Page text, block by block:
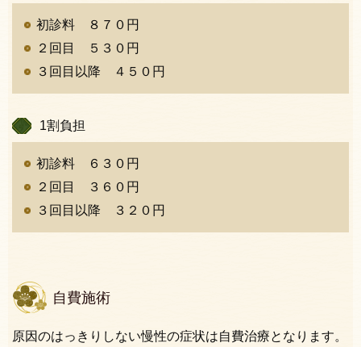
初診料 ８７０円
２回目 ５３０円
３回目以降 ４５０円
1割負担
初診料 ６３０円
２回目 ３６０円
３回目以降 ３２０円
自費施術
原因のはっきりしない慢性の症状は自費治療となります。